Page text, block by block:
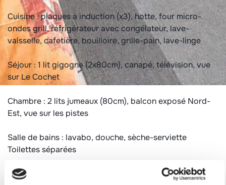
Cuisine : plaques à induction (x3), hotte, four micro-
ondes grill, réfrigérateur avec congélateur, lave-
vaisselle, cafetière, bouilloire, grille-pain, lave-linge
Séjour : 1 lit gigogne (2x80cm), canapé, télévision, vue
sur Le Cochet
Chambre : 2 lits jumeaux (80cm), balcon exposé Nord-
Est, vue sur les pistes
Salle de bains : lavabo, douche, sèche-serviette
Toilettes séparées
Informations complémentaires :